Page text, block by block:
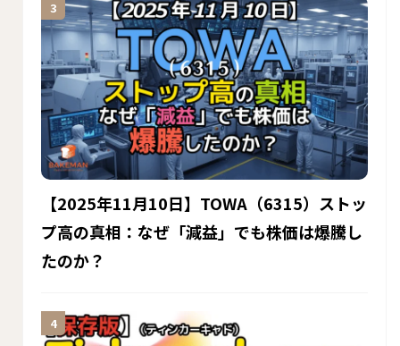
【2025年11月10日】TOWA（6315）ストッ
プ高の真相：なぜ「減益」でも株価は爆騰し
たのか？